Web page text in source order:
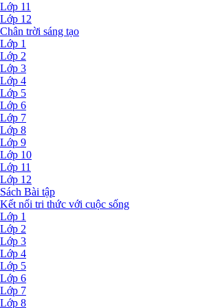
Lớp 11
Lớp 12
Chân trời sáng tạo
Lớp 1
Lớp 2
Lớp 3
Lớp 4
Lớp 5
Lớp 6
Lớp 7
Lớp 8
Lớp 9
Lớp 10
Lớp 11
Lớp 12
Sách Bài tập
Kết nối tri thức với cuộc sống
Lớp 1
Lớp 2
Lớp 3
Lớp 4
Lớp 5
Lớp 6
Lớp 7
Lớp 8